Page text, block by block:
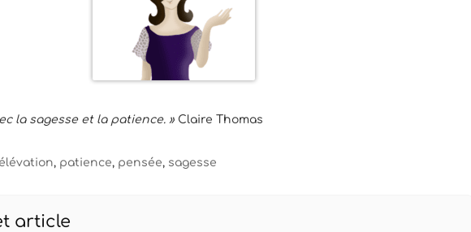
la sagesse et la patience. » Claire Thomas
élévation, patience, pensée, sagesse
article